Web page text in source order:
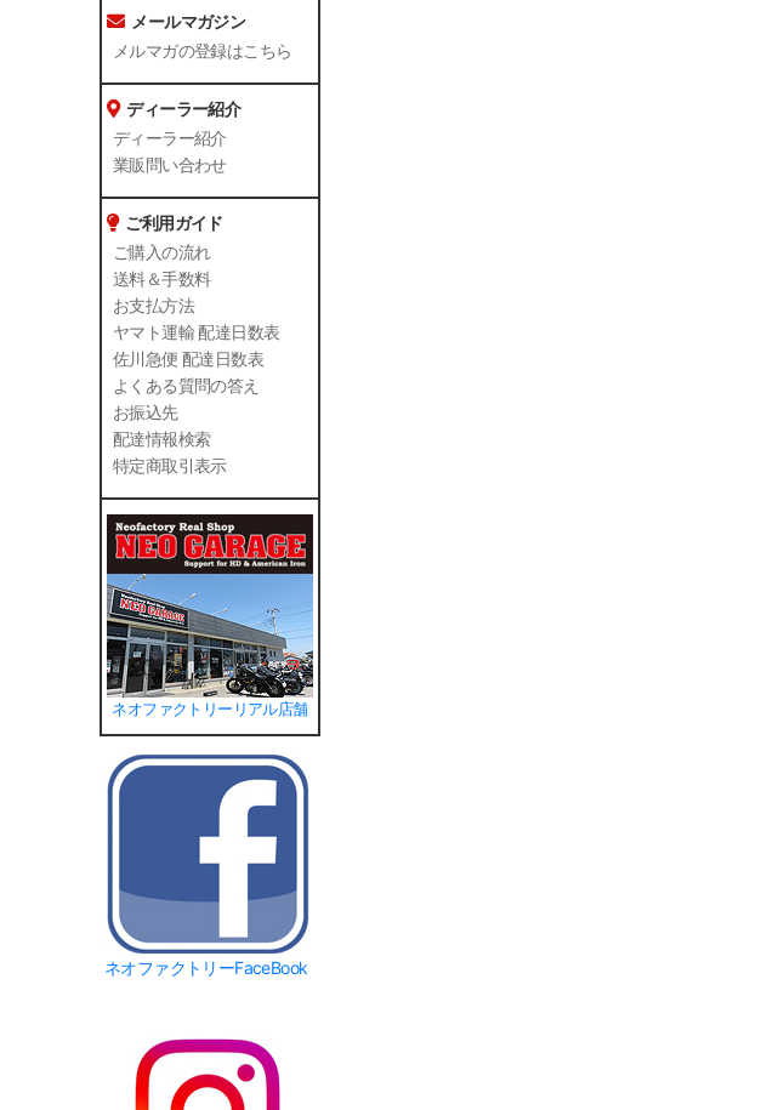
メールマガジン
メルマガの登録はこちら
ディーラー紹介
ディーラー紹介
業販問い合わせ
ご利用ガイド
ご購入の流れ
送料＆手数料
お支払方法
ヤマト運輸 配達日数表
佐川急便 配達日数表
よくある質問の答え
お振込先
配達情報検索
特定商取引表示
ネオファクトリーリアル店舗
ネオファクトリーFaceBook